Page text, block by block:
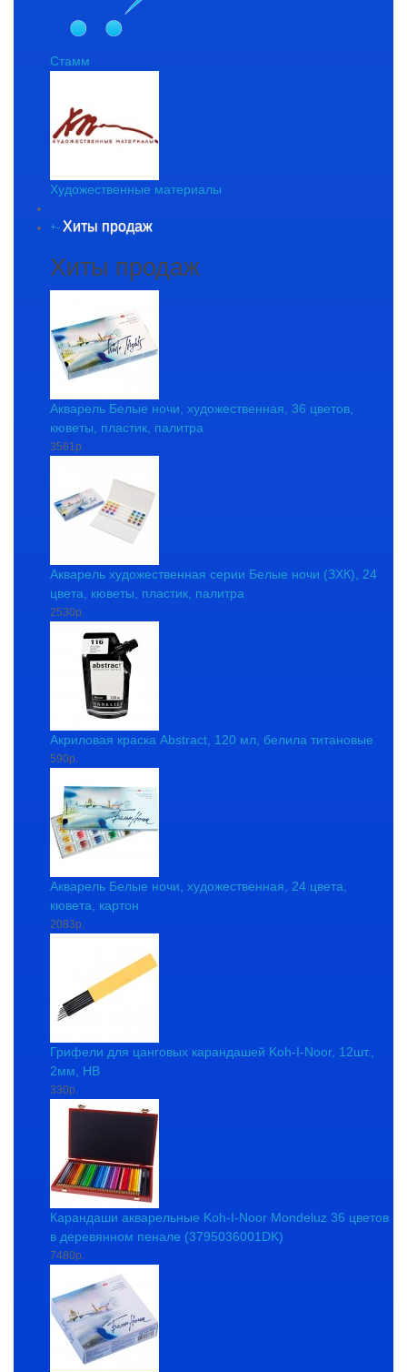
Стамм
Художественные материалы
+- Хиты продаж
Хиты продаж
Акварель Белые ночи, художественная, 36 цветов,
кюветы, пластик, палитра
3561р.
Акварель художественная серии Белые ночи (ЗХК), 24
цвета, кюветы, пластик, палитра
2530р.
Акриловая краска Abstract, 120 мл, белила титановые
590р.
Акварель Белые ночи, художественная, 24 цвета,
кювета, картон
2083р.
Грифели для цанговых карандашей Koh-I-Noor, 12шт.,
2мм, HB
330р.
Карандаши акварельные Koh-I-Noor Mondeluz 36 цветов
в деревянном пенале (3795036001DK)
7480р.